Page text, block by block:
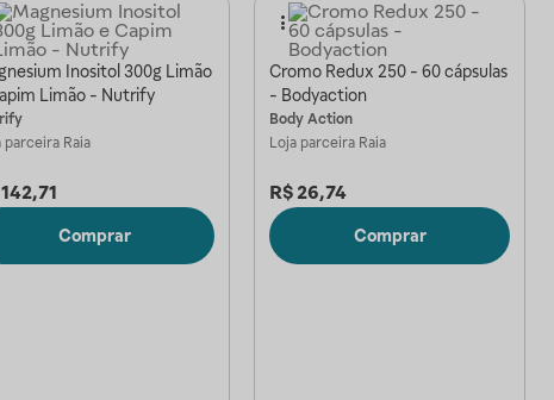
Inositol 300g Limão
Limão - Nutrify
parceira Raia
142,71
Comprar
Cromo Redux 250 - 60 cápsulas
- Bodyaction
Body Action
Loja parceira Raia
R$ 26,74
Comprar